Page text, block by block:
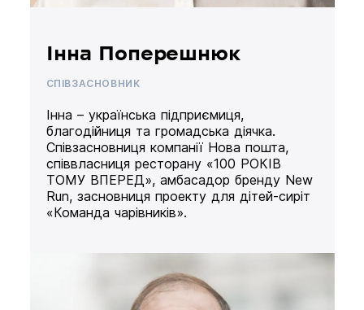
Інна Поперешнюк
СПІВЗАСНОВНИК
Інна – українська підприємиця,
благодійниця та громадська діячка.
Співзасновниця компанії Нова пошта,
співвласниця ресторану «100 РОКІВ
ТОМУ ВПЕРЕД», амбасадор бренду New
Run, засновниця проекту для дітей-сиріт
«Команда чарівників».